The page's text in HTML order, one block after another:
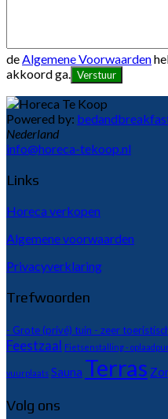
deAlgemene Voorwaarden
akkoord ga.
Powered by:
Nederland
info@horeca-tekoop.nl
Links
Horeca verkopen
Algemene voorwaarden
Privacyverklaring
Trefwoorden
- Grote (privé) tuin - zeer
Feestzaal Fietsenstalling -
vuurplaats Sauna Terras
Volg ons